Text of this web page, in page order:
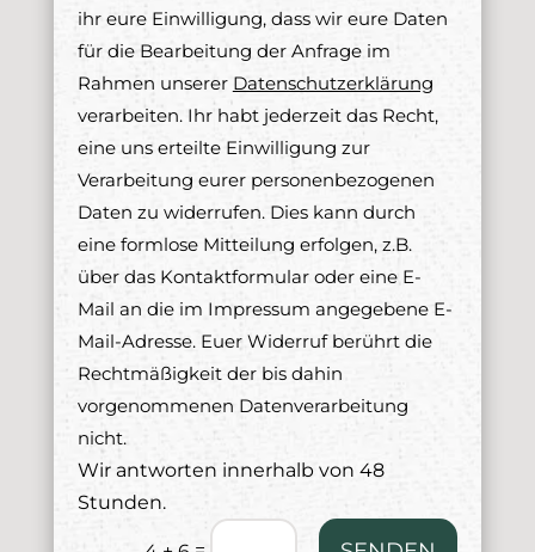
ihr eure Einwilligung, dass wir eure Daten
für die Bearbeitung der Anfrage im
Rahmen unserer Datenschutzerklärung
verarbeiten. Ihr habt jederzeit das Recht,
eine uns erteilte Einwilligung zur
Verarbeitung eurer personenbezogenen
Daten zu widerrufen. Dies kann durch
eine formlose Mitteilung erfolgen, z.B.
über das Kontaktformular oder eine E-
Mail an die im Impressum angegebene E-
Mail-Adresse. Euer Widerruf berührt die
Rechtmäßigkeit der bis dahin
vorgenommenen Datenverarbeitung
nicht.
Wir antworten innerhalb von 48
Stunden.